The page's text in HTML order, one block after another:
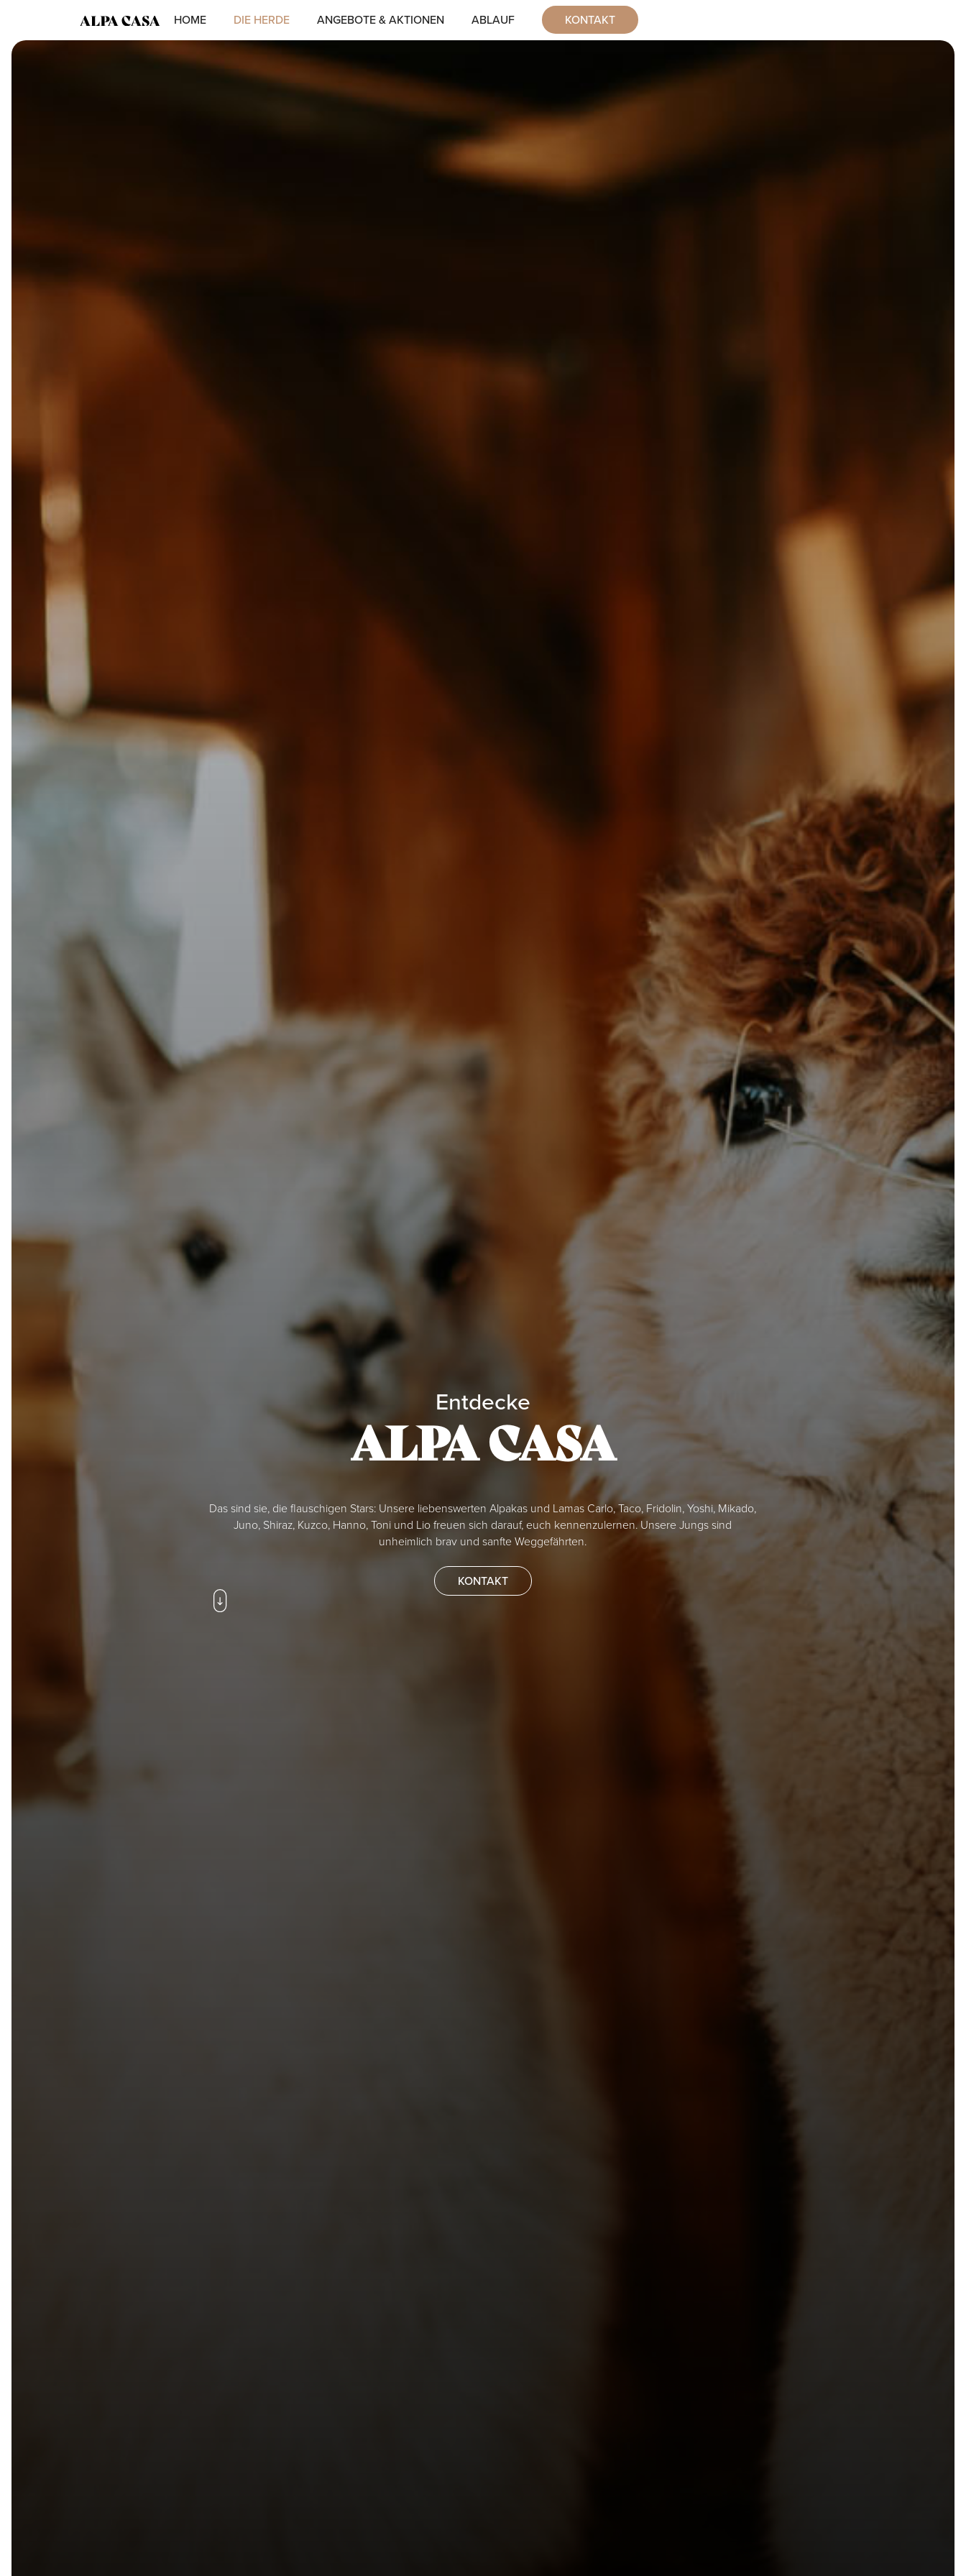
HOME DIE HERDE ANGEBOTE & AKTIONEN ABLAUF KONTAKT
Entdecke
ALPA CASA
Das sind sie, die flauschigen Stars: Unsere liebenswerten Alpakas und Lamas Carlo, Taco, Fridolin, Yoshi, Mikado,
Juno, Shiraz, Kuzco, Hanno, Toni und Lio freuen sich darauf, euch kennenzulernen. Unsere Jungs sind
unheimlich brav und sanfte Weggefährten.
KONTAKT